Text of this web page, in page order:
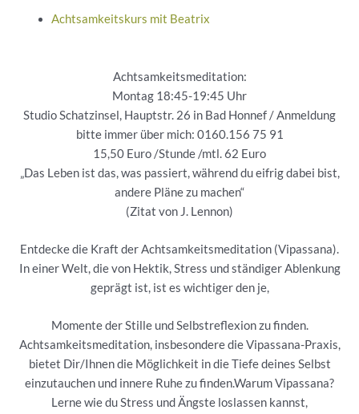
Achtsamkeitskurs mit Beatrix
Achtsamkeitsmeditation:
Montag 18:45-19:45 Uhr
Studio Schatzinsel, Hauptstr. 26 in Bad Honnef / Anmeldung
bitte immer über mich: 0160.156 75 91
15,50 Euro /Stunde /mtl. 62 Euro
„Das Leben ist das, was passiert, während du eifrig dabei bist,
andere Pläne zu machen“
(Zitat von J. Lennon)
Entdecke die Kraft der Achtsamkeitsmeditation (Vipassana).
In einer Welt, die von Hektik, Stress und ständiger Ablenkung
geprägt ist, ist es wichtiger den je,
Momente der Stille und Selbstreflexion zu finden.
Achtsamkeitsmeditation, insbesondere die Vipassana-Praxis,
bietet Dir/Ihnen die Möglichkeit in die Tiefe deines Selbst
einzutauchen und innere Ruhe zu finden.Warum Vipassana?
Lerne wie du Stress und Ängste loslassen kannst,